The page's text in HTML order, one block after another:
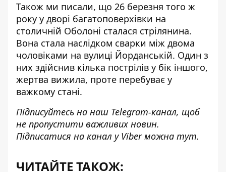
Також ми писали, що 26 березня того ж
року у дворі багатоповерхівки на
столичній Оболоні сталася стрілянина.
Вона стала наслідком сварки між двома
чоловіками на вулиці Йорданській. Один з
них здійснив кілька пострілів у бік іншого,
жертва вижила, проте перебуває у
важкому стані.
Підписуйтесь на наш Telegram-канал, щоб
не пропустити важливих новин.
Підписатися на канал у Viber можна тут.
ЧИТАЙТЕ ТАКОЖ: